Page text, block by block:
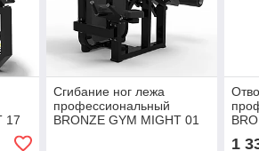
17
Сгибание ног лежа
профессиональный
BRONZE GYM MIGHT 01
1